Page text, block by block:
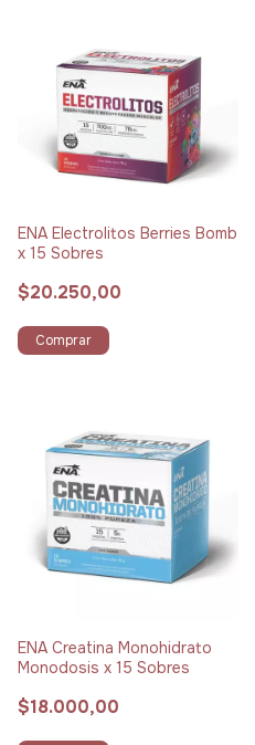
ENA Electrolitos Berries Bomb
x 15 Sobres
$20.250,00
Comprar
ENA Creatina Monohidrato
Monodosis x 15 Sobres
$18.000,00